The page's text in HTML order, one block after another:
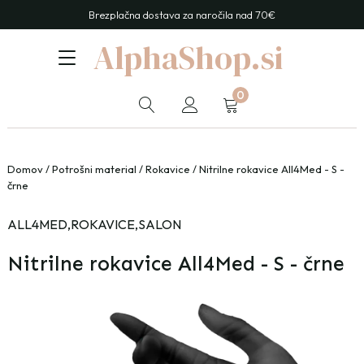
Brezplačna dostava za naročila nad 70€
AlphaShop.si
0
Domov/Potrošni material /Rokavice / Nitrilne rokavice All4Med - S -
črne
ALL4MED,ROKAVICE,SALON
Nitrilne rokavice All4Med - S - črne